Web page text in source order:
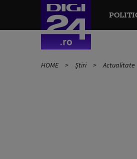
HOME Știri Actualitate